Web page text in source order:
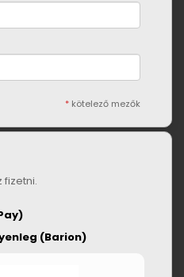
* kötelező mezők
fizetni.
(Barion)